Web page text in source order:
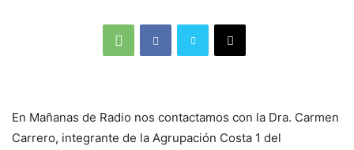
En Mañanas de Radio nos contactamos con la Dra. Carmen
Carrero, integrante de la Agrupación Costa 1 del